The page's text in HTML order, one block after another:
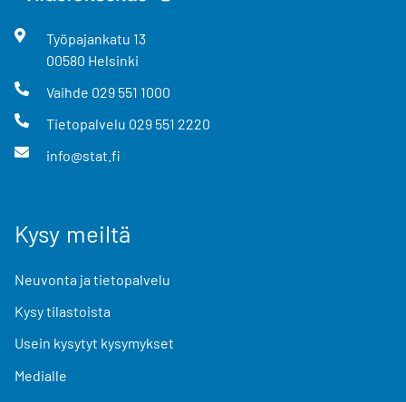
Työpajankatu 13
00580 Helsinki
Vaihde 029 551 1000
Tietopalvelu 029 551 2220
info@stat.fi
Kysy meiltä
Neuvonta ja tietopalvelu
Kysy tilastoista
Usein kysytyt kysymykset
Medialle